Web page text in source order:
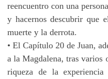
reencuentro con una
y hacernos descubrir que
muerte y la derrota.
• El Capítulo 20 de Juan,
a la Magdalena, tras varios
riqueza de la